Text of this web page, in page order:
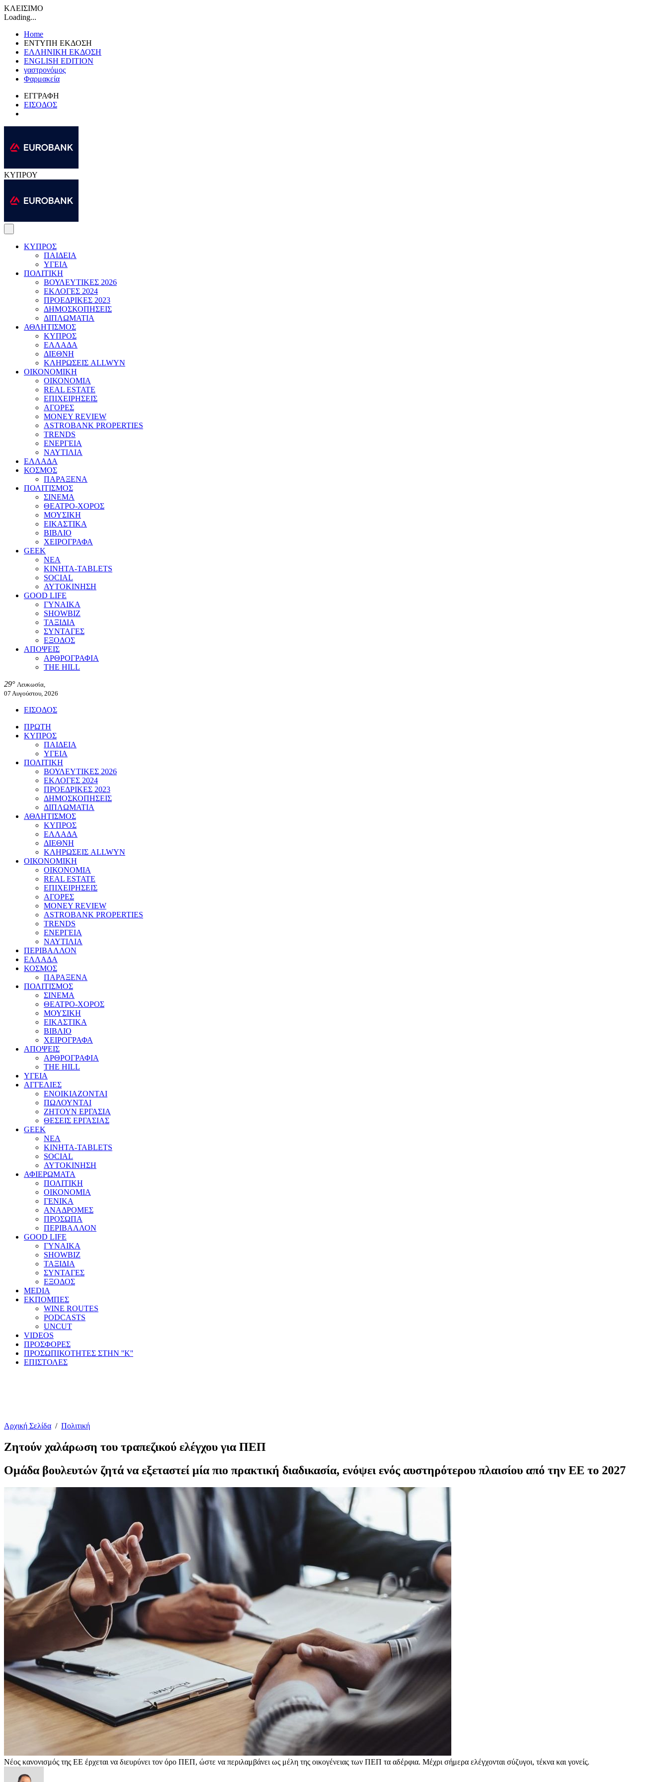
ΚΛΕΙΣΙΜΟ
Loading...
Home
ΕΝΤΥΠΗ ΕΚΔΟΣΗ
ΕΛΛΗΝΙΚΗ ΕΚΔΟΣΗ
ENGLISH EDITION
γαστρονόμος
Φαρμακεία
ΕΓΓΡΑΦΗ
ΕΙΣΟΔΟΣ
ΚΥΠΡΟΥ
ΚΥΠΡΟΣ
ΠΑΙΔΕΙΑ
ΥΓΕΙΑ
ΠΟΛΙΤΙΚΗ
ΒΟΥΛΕΥΤΙΚΕΣ 2026
ΕΚΛΟΓΕΣ 2024
ΠΡΟΕΔΡΙΚΕΣ 2023
ΔΗΜΟΣΚΟΠΗΣΕΙΣ
ΔΙΠΛΩΜΑΤΙΑ
ΑΘΛΗΤΙΣΜΟΣ
ΚΥΠΡΟΣ
ΕΛΛΑΔΑ
ΔΙΕΘΝΗ
ΚΛΗΡΩΣΕΙΣ ALLWYN
ΟΙΚΟΝΟΜΙΚΗ
ΟΙΚΟΝΟΜΙΑ
REAL ESTATE
ΕΠΙΧΕΙΡΗΣΕΙΣ
ΑΓΟΡΕΣ
MONEY REVIEW
ASTROBANK PROPERTIES
TRENDS
ΕΝΕΡΓΕΙΑ
ΝΑΥΤΙΛΙΑ
ΕΛΛΑΔΑ
ΚΟΣΜΟΣ
ΠΑΡΑΞΕΝΑ
ΠΟΛΙΤΙΣΜΟΣ
ΣΙΝΕΜΑ
ΘΕΑΤΡΟ-ΧΟΡΟΣ
ΜΟΥΣΙΚΗ
ΕΙΚΑΣΤΙΚΑ
ΒΙΒΛΙΟ
ΧΕΙΡΟΓΡΑΦΑ
GEEK
ΝΕΑ
ΚΙΝΗΤΑ-TABLETS
SOCIAL
ΑΥΤΟΚΙΝΗΣΗ
GOOD LIFE
ΓΥΝΑΙΚΑ
SHOWBIZ
ΤΑΞΙΔΙΑ
ΣΥΝΤΑΓΕΣ
ΕΞΟΔΟΣ
ΑΠΟΨΕΙΣ
ΑΡΘΡΟΓΡΑΦΙΑ
THE HILL
29° Λευκωσία,
07 Αυγούστου, 2026
ΕΙΣΟΔΟΣ
ΠΡΩΤΗ
ΚΥΠΡΟΣ
ΠΑΙΔΕΙΑ
ΥΓΕΙΑ
ΠΟΛΙΤΙΚΗ
ΒΟΥΛΕΥΤΙΚΕΣ 2026
ΕΚΛΟΓΕΣ 2024
ΠΡΟΕΔΡΙΚΕΣ 2023
ΔΗΜΟΣΚΟΠΗΣΕΙΣ
ΔΙΠΛΩΜΑΤΙΑ
ΑΘΛΗΤΙΣΜΟΣ
ΚΥΠΡΟΣ
ΕΛΛΑΔΑ
ΔΙΕΘΝΗ
ΚΛΗΡΩΣΕΙΣ ALLWYN
ΟΙΚΟΝΟΜΙΚΗ
ΟΙΚΟΝΟΜΙΑ
REAL ESTATE
ΕΠΙΧΕΙΡΗΣΕΙΣ
ΑΓΟΡΕΣ
MONEY REVIEW
ASTROBANK PROPERTIES
TRENDS
ΕΝΕΡΓΕΙΑ
ΝΑΥΤΙΛΙΑ
ΠΕΡΙΒΑΛΛΟΝ
ΕΛΛΑΔΑ
ΚΟΣΜΟΣ
ΠΑΡΑΞΕΝΑ
ΠΟΛΙΤΙΣΜΟΣ
ΣΙΝΕΜΑ
ΘΕΑΤΡΟ-ΧΟΡΟΣ
ΜΟΥΣΙΚΗ
ΕΙΚΑΣΤΙΚΑ
ΒΙΒΛΙΟ
ΧΕΙΡΟΓΡΑΦΑ
ΑΠΟΨΕΙΣ
ΑΡΘΡΟΓΡΑΦΙΑ
THE HILL
ΥΓΕΙΑ
ΑΓΓΕΛΙΕΣ
ΕΝΟΙΚΙΑΖΟΝΤΑΙ
ΠΩΛΟΥΝΤΑΙ
ΖΗΤΟΥΝ ΕΡΓΑΣΙΑ
ΘΕΣΕΙΣ ΕΡΓΑΣΙΑΣ
GEEK
ΝΕΑ
ΚΙΝΗΤΑ-TABLETS
SOCIAL
ΑΥΤΟΚΙΝΗΣΗ
ΑΦΙΕΡΩΜΑΤΑ
ΠΟΛΙΤΙΚΗ
ΟΙΚΟΝΟΜΙΑ
ΓΕΝΙΚΑ
ΑΝΑΔΡΟΜΕΣ
ΠΡΟΣΩΠΑ
ΠΕΡΙΒΑΛΛΟΝ
GOOD LIFE
ΓΥΝΑΙΚΑ
SHOWBIZ
ΤΑΞΙΔΙΑ
ΣΥΝΤΑΓΕΣ
ΕΞΟΔΟΣ
MEDIA
ΕΚΠΟΜΠΕΣ
WINE ROUTES
PODCASTS
UNCUT
VIDEOS
ΠΡΟΣΦΟΡΕΣ
ΠΡΟΣΩΠΙΚΟΤΗΤΕΣ ΣΤΗΝ ''Κ''
ΕΠΙΣΤΟΛΕΣ
Αρχική Σελίδα / Πολιτική
Ζητούν χαλάρωση του τραπεζικού ελέγχου για ΠΕΠ
Ομάδα βουλευτών ζητά να εξεταστεί μία πιο πρακτική διαδικασία, ενόψει ενός αυστηρότερου πλαισίου από την ΕΕ το 2027
Νέος κανονισμός της ΕΕ έρχεται να διευρύνει τον όρο ΠΕΠ, ώστε να περιλαμβάνει ως μέλη της οικογένειας των ΠΕΠ τα αδέρφια. Μέχρι σήμερα ελέγχονται σύζυγοι, τέκνα και γονείς.